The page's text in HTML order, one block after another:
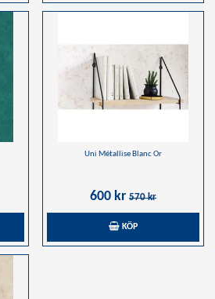
Uni Métallise Blanc Or
600 kr 570 kr
KÖP